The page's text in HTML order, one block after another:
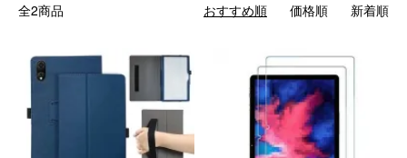
全2商品 おすすめ順 価格順 新着順